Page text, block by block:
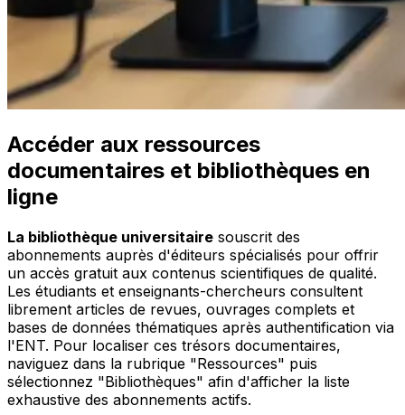
Accéder aux ressources
documentaires et bibliothèques en
ligne
La bibliothèque universitaire souscrit des
abonnements auprès d'éditeurs spécialisés pour offrir
un accès gratuit aux contenus scientifiques de qualité.
Les étudiants et enseignants-chercheurs consultent
librement articles de revues, ouvrages complets et
bases de données thématiques après authentification via
l'ENT. Pour localiser ces trésors documentaires,
naviguez dans la rubrique "Ressources" puis
sélectionnez "Bibliothèques" afin d'afficher la liste
exhaustive des abonnements actifs.